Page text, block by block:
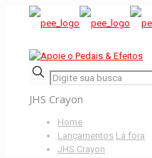
JHS Crayon
Home
Lançamentos Lá fora
JHS Crayon